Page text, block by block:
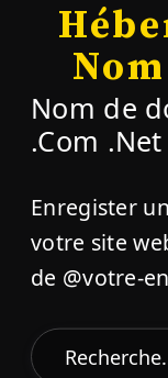
Nom de
.Com .Net
Enregister
votre site
de @votre-